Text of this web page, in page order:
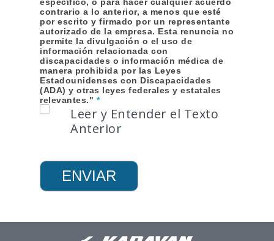
contrario a lo anterior, a menos que esté
por escrito y firmado por un representante
autorizado de la empresa. Esta renuncia no
permite la divulgación o el uso de
información relacionada con
discapacidades o información médica de
manera prohibida por las Leyes
Estadounidenses con Discapacidades
(ADA) y otras leyes federales y estatales
relevantes." *
Leer y Entender el Texto
Anterior
ENVIAR